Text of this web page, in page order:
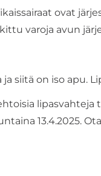
ovat
varoja avun
siitä on iso apu.
lipasvahteja
13.4.2025.